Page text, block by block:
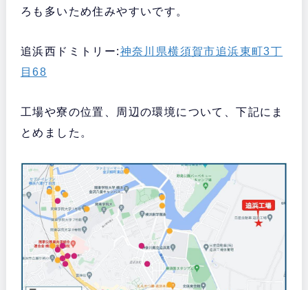
ろも多いため住みやすいです。
追浜西ドミトリー:神奈川県横須賀市追浜東町3丁
目68
工場や寮の位置、周辺の環境について、下記にま
とめました。